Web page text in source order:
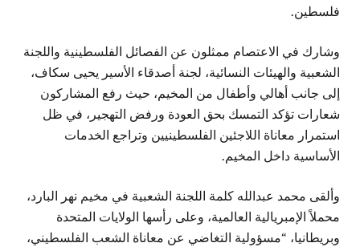
فلسطين.
وشارك في الاعتصام ممثلون عن الفصائل الفلسطينية واللجنة
الشعبية والهيئات النسائية، لجنة أصدقاء الأسير يحيى سكاف،
إلى جانب أهالي وأطفال من المخيم، حيث رفع المشاركون
شعارات تؤكد التمسك بحق العودة ورفض التهجير، في ظل
استمرار معاناة اللاجئين الفلسطينيين وتراجع الخدمات
الأساسية داخل المخيم.
وألقى محمد عبدالله كلمة اللجنة الشعبية في مخيم نهر البارد،
محملاً الإمبريالية العالمية، وعلى رأسها الولايات المتحدة
وبريطانيا، “مسؤولية التغاضي عن معاناة الشعب الفلسطيني،